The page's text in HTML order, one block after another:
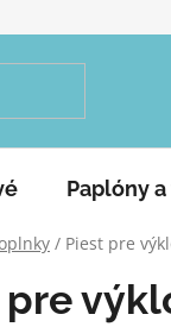
Paplóny
/ Piest pre
pre